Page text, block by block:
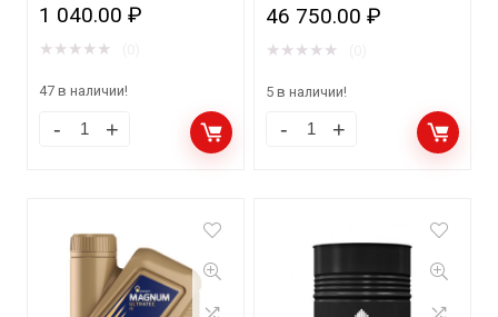
1 040.00₽
★ ★ ★ ★ ★
47 в наличии!
46 750.00₽
★ ★ ★ ★ ★
5 в наличии!